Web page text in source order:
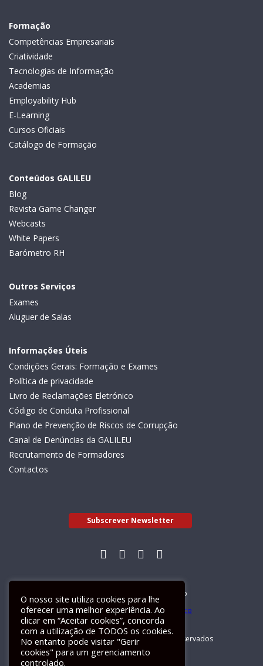
Formação
Competências Empresariais
Criatividade
Tecnologias de Informação
Academias
Employability Hub
E-Learning
Cursos Oficiais
Catálogo de Formação
Conteúdos GALILEU
Blog
Revista Game Changer
Webcasts
White Papers
Barómetro RH
Outros Serviços
Exames
Aluguer de Salas
Informações Úteis
Condições Gerais: Formação e Exames
Política de privacidade
Livro de Reclamações Eletrónico
Código de Conduta Profissional
Plano de Prevenção de Riscos de Corrupção
Canal de Denúncias da GALILEU
Recrutamento de Formadores
Contactos
Subscrever Newsletter
Livro de Reclamações Electrónico
GALILEU 2026 © Todos os direitos reservados
O nosso site utiliza cookies para lhe
oferecer uma melhor experiência. Ao
clicar em “Aceitar cookies”, concorda
com a utilização de TODOS os cookies.
No entanto pode visitar "Gerir
cookies" para um gerenciamento
controlado.